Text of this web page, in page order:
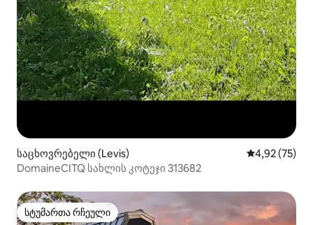
საცხოვრებელი (Levis) საშუალო
4,92 (75)
DomaineCITQ სახლის კოტეჯი 313682
სტუმართა რჩეული
სტუმართა რჩეული